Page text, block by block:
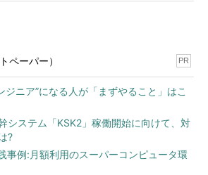
ペーパー） PR
ジニア”になる人が「まずやること」はこ
システム「KSK2」稼働開始に向けて、対
?
事例:月額利用のスーパーコンピュータ環